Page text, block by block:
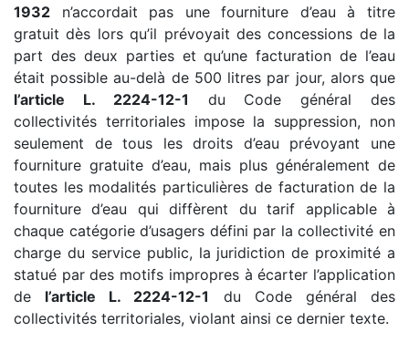
1932 n’accordait pas une fourniture d’eau à titre
gratuit dès lors qu’il prévoyait des concessions de la
part des deux parties et qu’une facturation de l’eau
était possible au-delà de 500 litres par jour, alors que
l’article L. 2224-12-1 du Code général des
collectivités territoriales impose la suppression, non
seulement de tous les droits d’eau prévoyant une
fourniture gratuite d’eau, mais plus généralement de
toutes les modalités particulières de facturation de la
fourniture d’eau qui diffèrent du tarif applicable à
chaque catégorie d’usagers défini par la collectivité en
charge du service public, la juridiction de proximité a
statué par des motifs impropres à écarter l’application
de l’article L. 2224-12-1
du Code général des
collectivités territoriales, violant ainsi ce dernier texte.